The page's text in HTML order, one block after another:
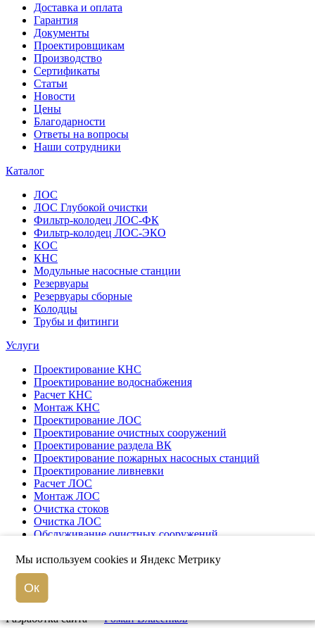
Доставка и оплата
Гарантия
Документы
Проектировщикам
Производство
Сертификаты
Статьи
Новости
Цены
Благодарности
Ответы на вопросы
Наши сотрудники
Каталог
ЛОС
ЛОС Глубокой очистки
Фильтр-колодец ЛОС-ФК
Фильтр-колодец ЛОС-ЭКО
КОС
КНС
Модульные насосные станции
Резервуары
Резервуары сборные
Колодцы
Трубы и фитинги
Услуги
Проектирование КНС
Проектирование водоснабжения
Расчет КНС
Монтаж КНС
Проектирование ЛОС
Проектирование очистных сооружений
Проектирование раздела ВК
Проектирование пожарных насосных станций
Проектирование ливневки
Расчет ЛОС
Монтаж ЛОС
Очистка стоков
Очистка ЛОС
Обслуживание очистных сооружений
© Компания «ЭкоКомпозит», 2026
Карта сайта
Разработка сайта —Роман Власенков
Мы используем cookies и Яндекс Метрику
Ок